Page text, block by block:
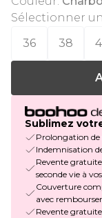
Sélectionner
36
38
Sublimez
Prolongation de
Indemnisation
Revente
seconde vie à
Couverture
avec
Revente